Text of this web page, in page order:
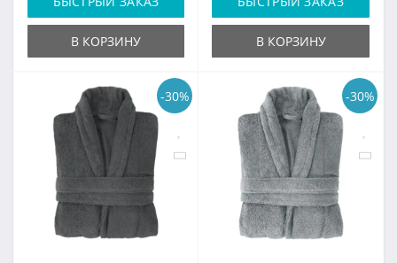
В КОРЗИНУ В КОРЗИНУ
-30% -30%